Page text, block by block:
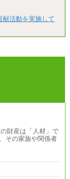
～
献活動を実施して
財産は「人材」で
その家族や関係者